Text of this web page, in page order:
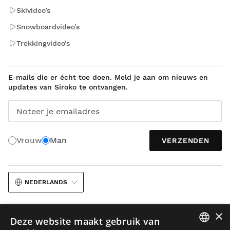
Skivideo’s
Snowboardvideo’s
Trekkingvideo’s
E-mails die er écht toe doen. Meld je aan om nieuws en
updates van Siroko te ontvangen.
Noteer je emailadres
Vrouw Man VERZENDEN
NEDERLANDS
×
Deze website maakt gebruik van